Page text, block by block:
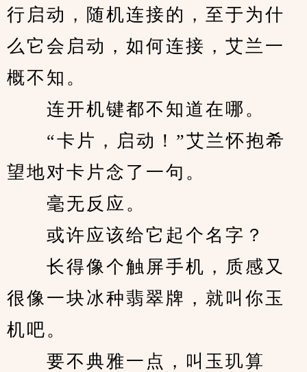
行启动，随机连接的，至于为什
么它会启动，如何连接，艾兰一
概不知。
连开机键都不知道在哪。
“卡片，启动！”艾兰怀抱希
望地对卡片念了一句。
毫无反应。
或许应该给它起个名字？
长得像个触屏手机，质感又
很像一块冰种翡翠牌，就叫你玉
机吧。
要不典雅一点，叫玉玑算